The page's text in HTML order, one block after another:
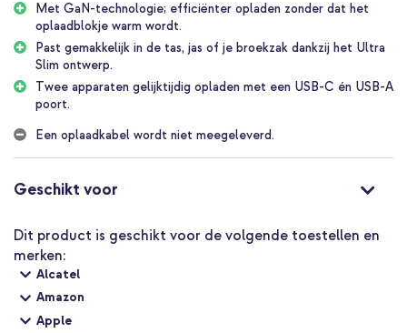
Een USB-C poort met snelladen tot 30W
Een USB-A poort met snelladen tot 18W
Twee apparaten tegelijk opladen met een totale output van
15W
Oplader met minimale warmteproductie waardoor het blokje
minder warm wordt
Inclusief 1 jaar garantie
Je apparaten snel opladen met een kleine, maar krachtige
oplader? Ga dan voor de Accezz Ultra Slim Oplader met GaN-
technologie!
Met GaN-technologie; efficiënter opladen zonder dat het
oplaadblokje warm wordt.
Past gemakkelijk in de tas, jas of je broekzak dankzij het Ultra
Slim ontwerp.
Twee apparaten gelijktijdig opladen met een USB-C én USB-A
poort.
Een oplaadkabel wordt niet meegeleverd.
Geschikt voor
Dit product is geschikt voor de volgende toestellen en
merken:
Alcatel
Amazon
Apple